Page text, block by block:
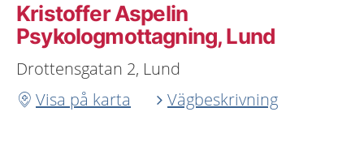
Kristoffer Aspelin
Psykologmottagning, Lund
Drottensgatan 2, Lund
Visa på karta
Vägbeskrivning